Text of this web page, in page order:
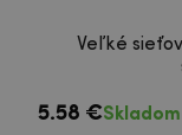
Veľké
5.58 €Skladom